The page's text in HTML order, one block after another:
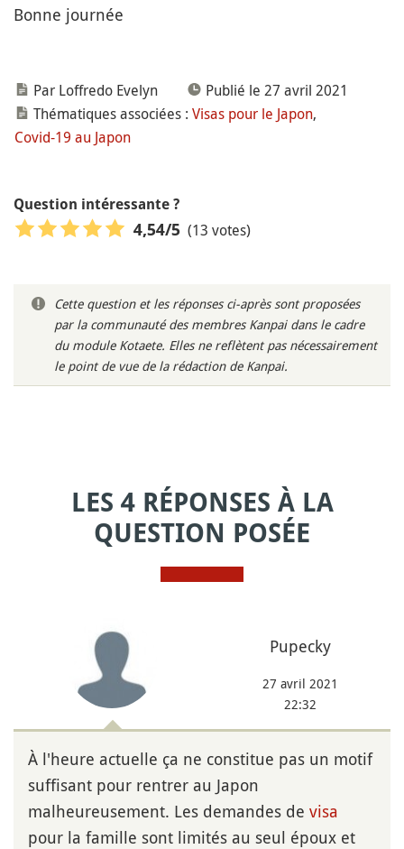
Bonne journée
Par Loffredo Evelyn
Publié le 27 avril 2021
Thématiques associées : Visas pour le Japon,
Covid-19 au Japon
Question intéressante ?
4,54/5 (13 votes)
Cette question et les réponses ci-après sont proposées
par la communauté des membres Kanpai dans le cadre
du module Kotaete. Elles ne reflètent pas nécessairement
le point de vue de la rédaction de Kanpai.
LES 4 RÉPONSES À LA
QUESTION POSÉE
Pupecky
27 avril 2021
22:32
À l'heure actuelle ça ne constitue pas un motif
suffisant pour rentrer au Japon
malheureusement. Les demandes de visa
pour la famille sont limités au seul époux et